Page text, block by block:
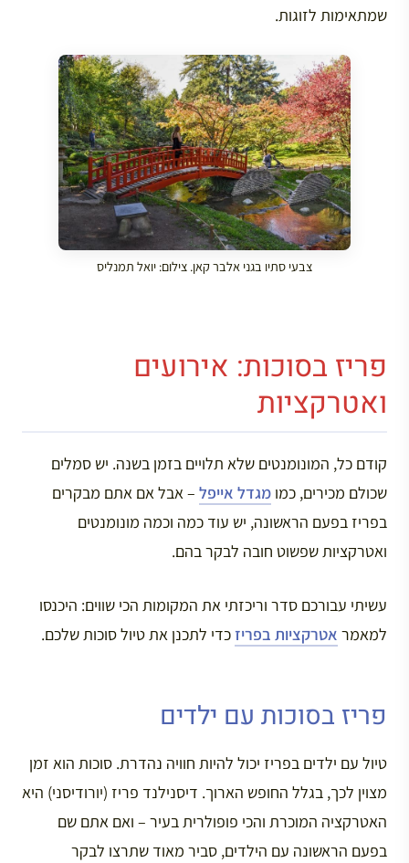
שמתאימות לזוגות.
צבעי סתיו בגני אלבר קאן. צילום: יואל תמנליס
פריז בסוכות: אירועים
ואטרקציות
קודם כל, המונומנטים שלא תלויים בזמן בשנה. יש סמלים
שכולם מכירים, כמו מגדל אייפל – אבל אם אתם מבקרים
בפריז בפעם הראשונה, יש עוד כמה וכמה מונומנטים
ואטרקציות שפשוט חובה לבקר בהם.
עשיתי עבורכם סדר וריכזתי את המקומות הכי שווים: היכנסו
למאמר אטרקציות בפריזכדי לתכנן את טיול סוכות שלכם.
פריז בסוכות עם ילדים
טיול עם ילדים בפריז יכול להיות חוויה נהדרת. סוכות הוא זמן
מצוין לכך, בגלל החופש הארוך. דיסנילנד פריז (יורודיסני) היא
האטרקציה המוכרת והכי פופולרית בעיר – ואם אתם שם
בפעם הראשונה עם הילדים, סביר מאוד שתרצו לבקר